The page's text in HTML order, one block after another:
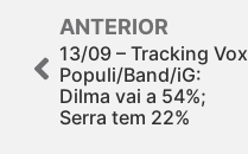
ANTERIOR
13/09 – Tracking Vox
Populi/Band/iG:
Dilma vai a 54%;
Serra tem 22%